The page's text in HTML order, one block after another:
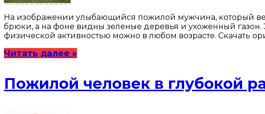
На изображении улыбающийся пожилой мужчина, который
брюки, а на фоне видны зеленые деревья и ухоженный газон.
физической активностью можно в любом возрасте. Скачать
Читать далее »
Пожилой человек в глубокой